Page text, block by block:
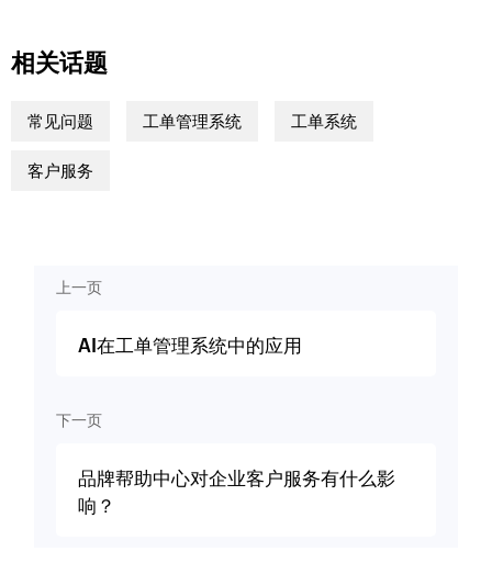
相关话题
常见问题 工单管理系统 工单系统
客户服务
上一页
AI在工单管理系统中的应用
下一页
品牌帮助中心对企业客户服务有什么影
响？